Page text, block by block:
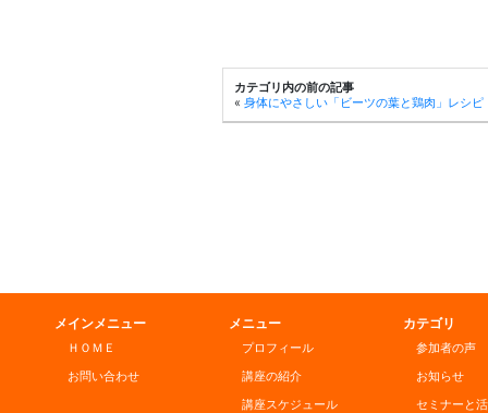
カテゴリ内の前の記事
« 身体にやさしい「ビーツの葉と鶏肉」レシピ
メインメニュー
ＨＯＭＥ
お問い合わせ
メニュー
プロフィール
講座の紹介
講座スケジュール
カテゴリ
参加者の声
お知らせ
セミナーと